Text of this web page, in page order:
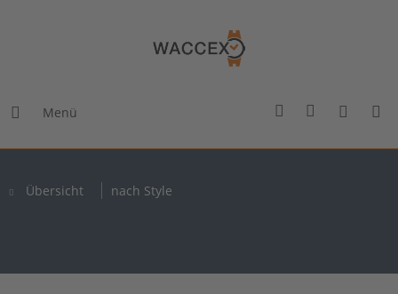
Menü
Übersicht nach Style